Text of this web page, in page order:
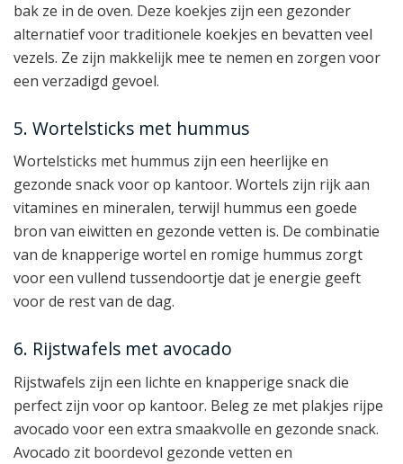
bak ze in de oven. Deze koekjes zijn een gezonder
alternatief voor traditionele koekjes en bevatten veel
vezels. Ze zijn makkelijk mee te nemen en zorgen voor
een verzadigd gevoel.
5. Wortelsticks met hummus
Wortelsticks met hummus zijn een heerlijke en
gezonde snack voor op kantoor. Wortels zijn rijk aan
vitamines en mineralen, terwijl hummus een goede
bron van eiwitten en gezonde vetten is. De combinatie
van de knapperige wortel en romige hummus zorgt
voor een vullend tussendoortje dat je energie geeft
voor de rest van de dag.
6. Rijstwafels met avocado
Rijstwafels zijn een lichte en knapperige snack die
perfect zijn voor op kantoor. Beleg ze met plakjes rijpe
avocado voor een extra smaakvolle en gezonde snack.
Avocado zit boordevol gezonde vetten en